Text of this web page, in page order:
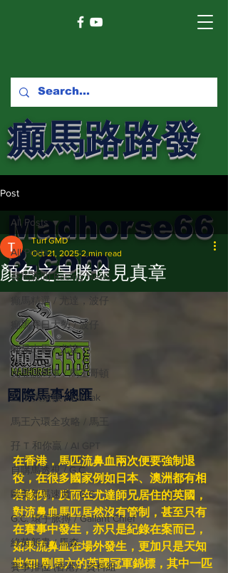
癲馬路路發
馬網
Madhorse66
8.com
國際​馬事總匯
Post
All Posts
賽馬新聞 Racing News
癲馬精選 / 尤達，波仔
癲馬賽日大勢 / 波仔
師兄出馬 / 尤達
戈登說馬事 / 馬王哥頓
三 T 大茶飯 / LakLak
馬王六環全攻略 / 馬王
孖 T 和你贏 / AI GPT
自購馬透視 / G.C.
歐美新馬速遞 / G.C
G.C. 環宇脈搏 / Gallant Chief
綠茵新貴 / 馬森
賽事排位 (香港) / 資料組
All Posts
顏色之皇勝途見真章
Turf GMD
Oct 21, 2025 2 min read
在香港，馬匹流鼻血兩次便要強制退
役，在很多國家例如日本、澳洲都有相
若條例，反而在尤達師兄居住的英國，
對流鼻血馬匹居然沒有管制，甚至只有
在賽事中發生，亦只是紀錄在案而已，
如果流鼻血在場外發生，更加只是天知
地知! 剛周六的英國冠軍錦標，其中一匹